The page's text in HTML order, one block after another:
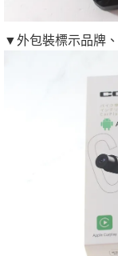
▼外包裝標示品牌